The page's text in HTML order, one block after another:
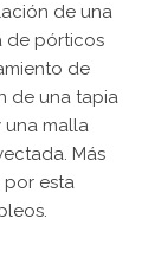
de una
de pórticos
de
de una tapia
una malla
Más
por esta